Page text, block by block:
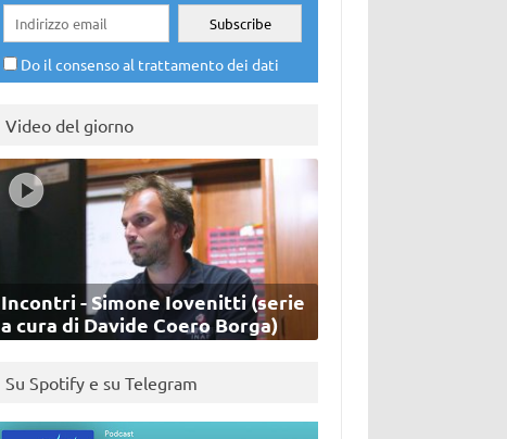
Do il consenso al trattamento dei dati
Video del giorno
Incontri - Simone Iovenitti (serie
a cura di Davide Coero Borga)
Su Spotify e su Telegram